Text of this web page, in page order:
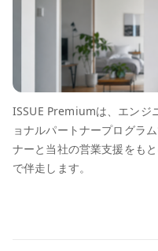
ISSUE Premiumは、エンジ
ョナルパートナープログラ
ナーと当社の営業支援をも
で伴走します。